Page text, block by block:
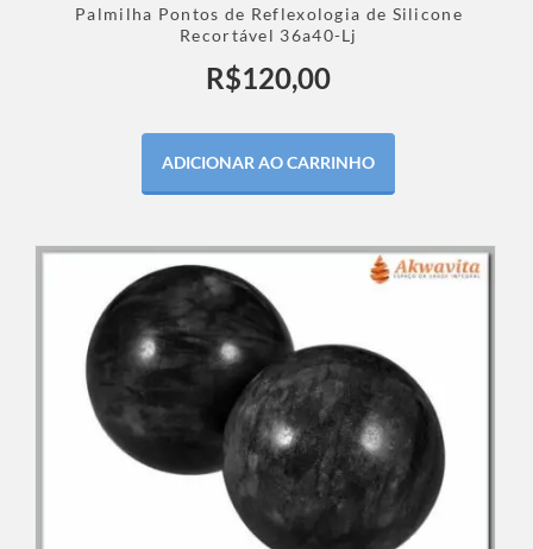
Palmilha Pontos de Reflexologia de Silicone
Recortável 36a40-Lj
R$120,00
ADICIONAR AO CARRINHO